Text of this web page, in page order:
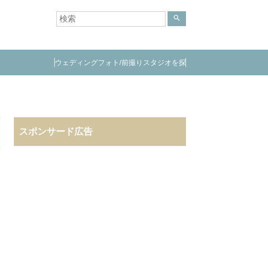
search
ウェディングフォト/前撮りスタジオを探
スポンサード広告